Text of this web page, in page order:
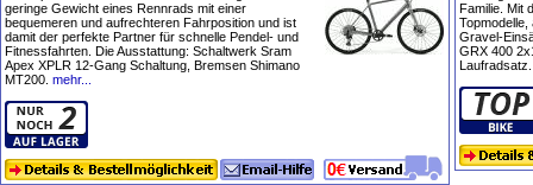
geringe Gewicht eines Rennrads mit einer
bequemeren und aufrechteren Fahrposition und ist
damit der perfekte Partner für schnelle Pendel- und
Fitnessfahrten. Die Ausstattung: Schaltwerk Sram
Apex XPLR 12-Gang Schaltung, Bremsen Shimano
MT200. mehr...
Familie. Mit
Gravel-
GRX 400
Laufradsatz.